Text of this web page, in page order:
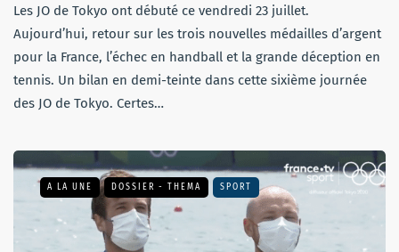
Les JO de Tokyo ont débuté ce vendredi 23 juillet.
Aujourd’hui, retour sur les trois nouvelles médailles d’argent
pour la France, l’échec en handball et la grande déception en
tennis. Un bilan en demi-teinte dans cette sixième journée
des JO de Tokyo. Certes…
A LA UNE DOSSIER - THEMA SPORT